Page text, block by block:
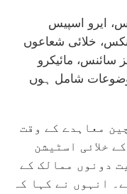
ایرو اسپیس
خلائی شعاعوں
سائنس، مائیکرو
شامل ہوں
معاہدے کے وقت
خلائی اسٹیشن
دونوں ممالک کے
انہوں نے کہا کہ